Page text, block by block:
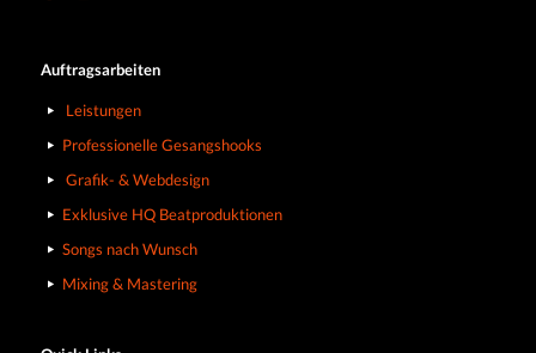
Auftragsarbeiten
Leistungen
Professionelle Gesangshooks
Grafik- & Webdesign
Exklusive HQ Beatproduktionen
Songs nach Wunsch
Mixing & Mastering